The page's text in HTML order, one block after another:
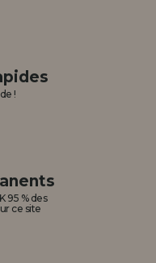
!
95 % des
ce site